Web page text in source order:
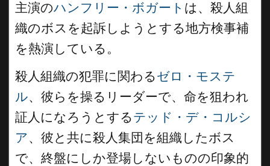
主演のハンフリー・ボガート は、殺人組
織のボスを起訴しようとする地方検事補
を熱演している。
殺人組織の犯罪に関わるゼロ・モステ
ル、彼らを操るリーダーで、命を狙われ
証人になろうとするテッド・デ・コルシ
ア、彼と共に殺人集団を組織したボス
で、終盤にしか登場しないものの印象的